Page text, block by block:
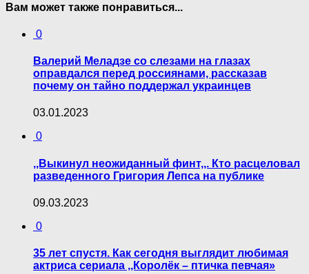
Вам может также понравиться...
0
Валерий Меладзе со слезами на глазах
оправдался перед россиянами, рассказав
почему он тайно поддержал украинцев
03.01.2023
0
,,Выкинул неожиданный финт,,. Кто расцеловал
разведенного Григория Лепса на публике
09.03.2023
0
35 лет спустя. Как сегодня выглядит любимая
актриса сериала ,,Королёк – птичка певчая»